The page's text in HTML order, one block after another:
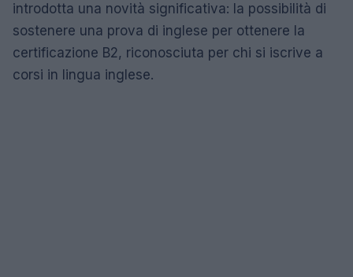
introdotta una novità significativa: la possibilità di
sostenere una prova di inglese per ottenere la
certificazione B2, riconosciuta per chi si iscrive a
corsi in lingua inglese.